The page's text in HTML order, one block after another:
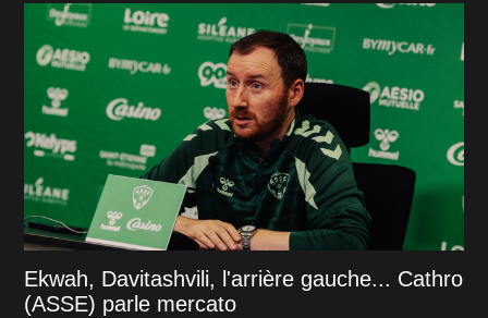
Ekwah, Davitashvili, l'arrière gauche... Cathro
(ASSE) parle mercato